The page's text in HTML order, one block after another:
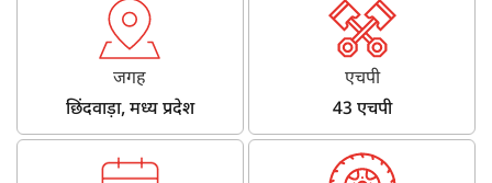
जगह
छिंदवाड़ा, मध्य प्रदेश
एचपी
43 एचपी